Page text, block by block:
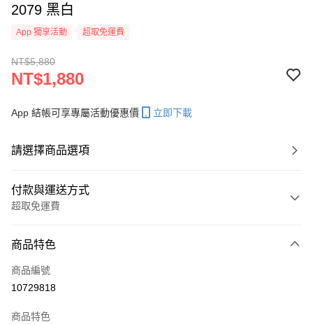
2079 黑白
App 獨享活動 超取免運費
NT$5,880
NT$1,880
App 結帳可享專屬活動優惠價 立即下載
請選擇商品選項
付款與運送方式
超取免運費
信用卡一次付款
超商取貨付款
商品特色
商品編號
10729818
商品特色